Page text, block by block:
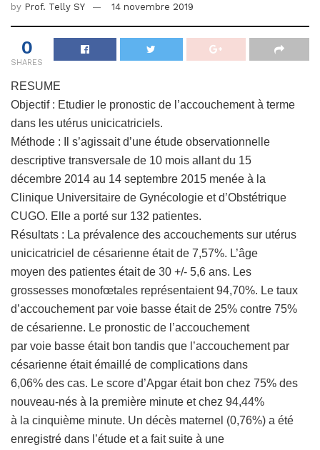
by Prof. Telly SY 14 novembre 2019
0
SHARES
RESUME
Objectif : Etudier le pronostic de l’accouchement à terme
dans les utérus unicicatriciels.
Méthode : Il s’agissait d’une étude observationnelle
descriptive transversale de 10 mois allant du 15
décembre 2014 au 14 septembre 2015 menée à la
Clinique Universitaire de Gynécologie et d’Obstétrique
CUGO. Elle a porté sur 132 patientes.
Résultats : La prévalence des accouchements sur utérus
unicicatriciel de césarienne était de 7,57%. L’âge
moyen des patientes était de 30 +/- 5,6 ans. Les
grossesses monofœtales représentaient 94,70%. Le taux
d’accouchement par voie basse était de 25% contre 75%
de césarienne. Le pronostic de l’accouchement
par voie basse était bon tandis que l’accouchement par
césarienne était émaillé de complications dans
6,06% des cas. Le score d’Apgar était bon chez 75% des
nouveau-nés à la première minute et chez 94,44%
à la cinquième minute. Un décès maternel (0,76%) a été
enregistré dans l’étude et a fait suite à une